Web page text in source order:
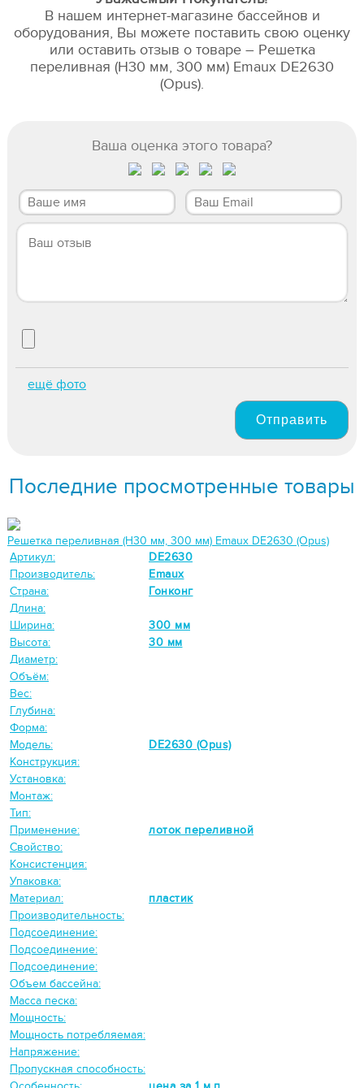
В нашем интернет-магазине бассейнов и
оборудования, Вы можете поставить свою оценку
или оставить отзыв о товаре – Решетка
переливная (Н30 мм, 300 мм) Emaux DE2630
(Opus).
Ваша оценка этого товара?
ещё фото
Отправить
Последние просмотренные товары
Решетка переливная (Н30 мм, 300 мм) Emaux DE2630 (Opus)
Артикул:
DE2630
Производитель:
Emaux
Страна:
Гонконг
Длина:
Ширина:
300 мм
Высота:
30 мм
Диаметр:
Объём:
Вес:
Глубина:
Форма:
Модель:
DE2630 (Opus)
Конструкция:
Установка:
Монтаж:
Тип:
Применение:
лоток переливной
Свойство:
Консистенция:
Упаковка:
Материал:
пластик
Производительность:
Подсоединение:
Подсоединение:
Подсоединение:
Объем бассейна:
Масса песка:
Мощность:
Мощность потребляемая:
Напряжение:
Пропускная способность: